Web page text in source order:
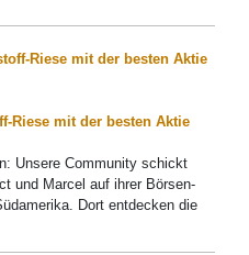
Riese mit der besten Aktie
Unsere Community schickt
und Marcel auf ihrer Börsen-
Dort entdecken die